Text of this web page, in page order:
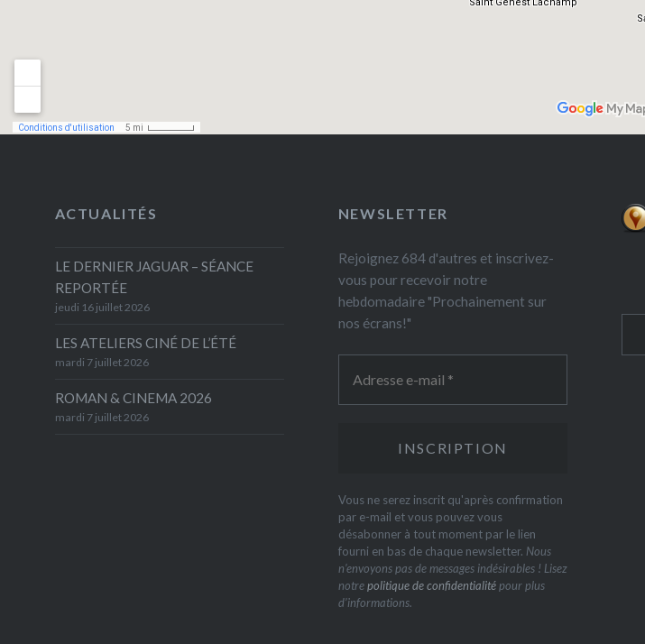
ACTUALITÉS
LE DERNIER JAGUAR – SÉANCE
REPORTÉE
jeudi 16 juillet 2026
LES ATELIERS CINÉ DE L’ÉTÉ
mardi 7 juillet 2026
ROMAN & CINEMA 2026
mardi 7 juillet 2026
NEWSLETTER
Rejoignez 684 d'autres et inscrivez-
vous pour recevoir notre
hebdomadaire "Prochainement sur
nos écrans!"
Vous ne serez inscrit qu'après confirmation
par e-mail et vous pouvez vous
désabonner à tout moment par le lien
fourni en bas de chaque newsletter. Nous
n’envoyons pas de messages indésirables ! Lisez
notrepolitique de confidentialitépour plus
d’informations.